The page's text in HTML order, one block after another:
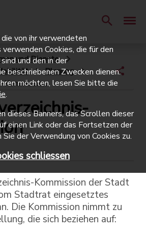
und Dienste
Planung
Kommission
Kommission der Stadt
Stadtrat eingesetztes
Die Kommission nimmt zu
die sich beziehen auf:
von ihr verwendeten
Cookies, die für den
und den in der
beschriebenen Zwecken dienen.
möchten, lesen Sie bitte die
.
dieses Banners, das Scrollen dieser
einen Link oder das Fortsetzen der
der Verwendung von Cookies zu.
schliessen